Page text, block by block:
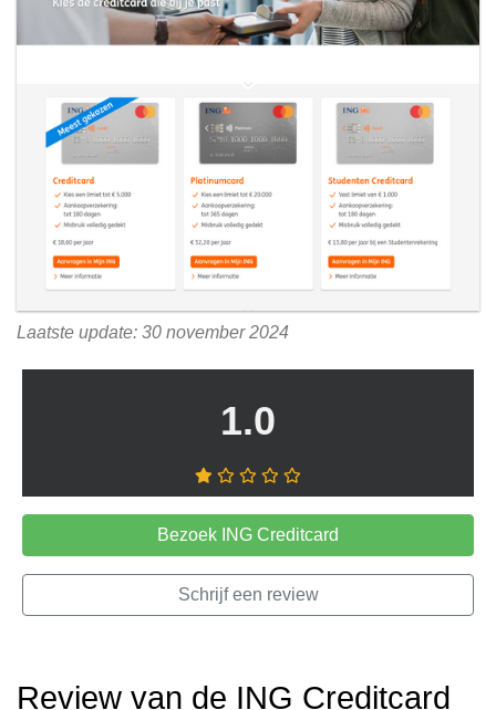
Laatste update: 30 november 2024
1.0
Bezoek ING Creditcard
Schrijf een review
Review van de ING Creditcard